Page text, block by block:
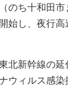
のち十和田
始し、夜行
北新幹線の延
ウィルス感